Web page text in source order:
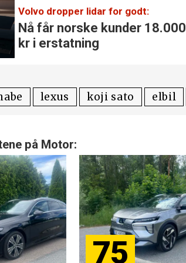
Volvo dropper lidar for godt:
Nå får norske kunder 18.000
kr i erstatning
lexus koji sato elbil
på Motor:
75